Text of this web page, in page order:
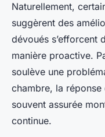
Naturellement,
suggèrent des
dévoués s’efforcent
manière proactive.
soulève une
chambre, la réponse
souvent assurée
continue.